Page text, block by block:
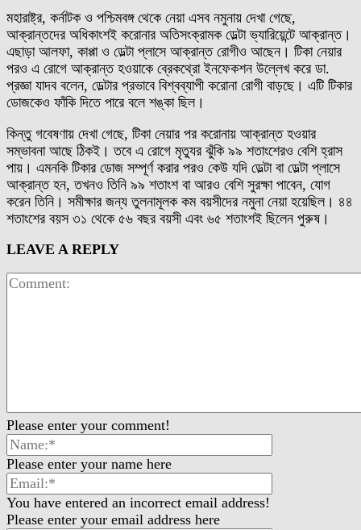
মহারাষ্ট্র, কর্নাটক ও পশ্চিমবঙ্গ থেকে নেয়া এসব নমুনায় দেখা গেছে,
আক্রান্তদের অধিকাংশই করোনার অতিসংক্রামক ডেল্টা ভ্যারিয়েন্টে আক্রান্ত।
এছাড়া আলফা, কাপ্পা ও ডেল্টা প্লাসে আক্রান্ত রোগীও আছেন। টিকা নেয়ার
পরও এ রোগে আক্রান্ত হওয়াকে ব্রেকথ্রো ইনফেকশন উল্লেখ করে ডা.
প্রজ্ঞা যাদব বলেন, ডেল্টার প্রভাবে বিশ্বব্যাপী করোনা রোগী বাড়ছে। এটি টিকার
ডোজকেও ফাঁকি দিতে পারে বলে শঙ্কা ছিল।
কিন্তু গবেষণায় দেখা গেছে, টিকা নেয়ার পর করোনায় আক্রান্ত হওয়ার
সম্ভাবনা আছে ঠিকই। তবে এ রোগে মৃত্যুর ঝুঁকি ৯৯ শতাংশেরও বেশি হ্রাস
পায়। এমনকি টিকার ডোজ সম্পূর্ণ করার পরও কেউ যদি ডেল্টা বা ডেল্টা প্লাসে
আক্রান্ত হন, তখনও তিনি ৯৯ শতাংশ বা আরও বেশি সুরক্ষা পাবেন, যোগ
করেন তিনি। সমীক্ষার জন্য তুলনামূলক কম বয়সীদের নমুনা নেয়া হয়েছিল। ৪৪
শতাংশের বয়স ৩১ থেকে ৫৬ বছর বয়সী এবং ৬৫ শতাংশই ছিলেন পুরুষ।
LEAVE A REPLY
Please enter your comment!
Please enter your name here
You have entered an incorrect email address!
Please enter your email address here